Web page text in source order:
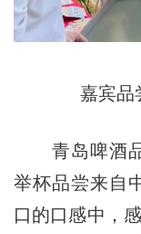
嘉宾品
青岛啤酒品
举杯品尝来自
口的口感中，